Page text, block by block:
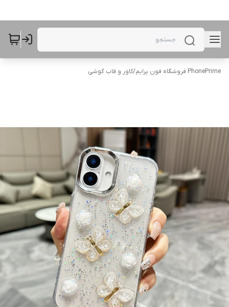
PhonePrime فروشگاه فون پرایم /کاور و قاب گوشی